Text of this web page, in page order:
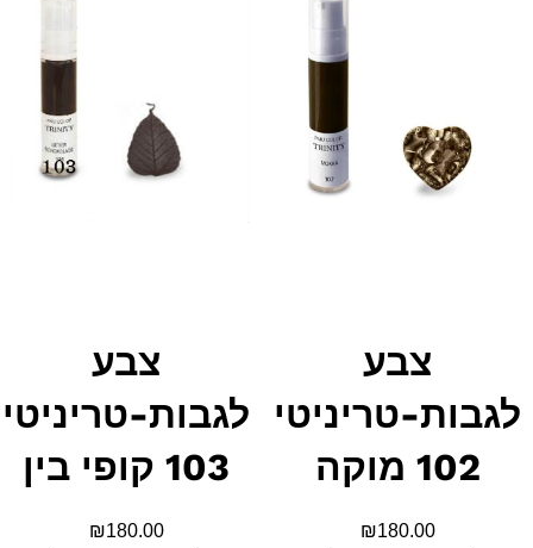
צבע
לגבות-טריניטי
102 מוקה
₪180.00
צבע
לגבות-טריניטי
103 קופי בין
₪180.00